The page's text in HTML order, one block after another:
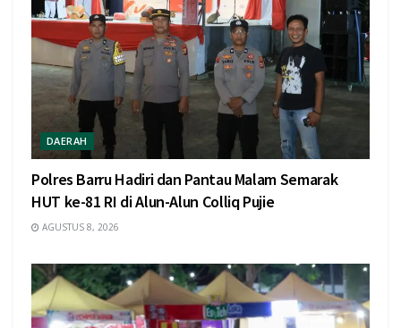
DAERAH
Polres Barru Hadiri dan Pantau Malam Semarak
HUT ke-81 RI di Alun-Alun Colliq Pujie
AGUSTUS 8, 2026